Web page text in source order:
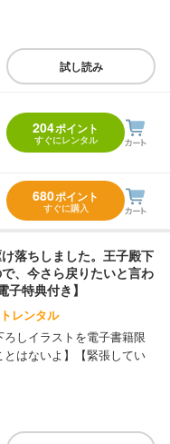
試し読み
204ポイント
すぐにレンタル
680ポイント
すぐに購入
落ちしました。王子殿下
、今さら戻りたいと言わ
特典付き】
レンタル
ろしイラストを電子書籍限
はないよ】【緊張してい